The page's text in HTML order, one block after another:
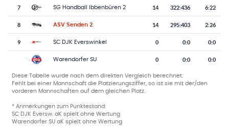
7 SG Handball Ibbenbüren 2 14 322:436 6:22
8 ASV Senden 2 14 295:403 2:26
9 SC DJK Everswinkel 0 0:0 0:0
Warendorfer SU 0 0:0 0:0
Diese Tabelle wurde nach dem direkten Vergleich berechnet.
Fehlt bei einer Mannschaft die Platzierungsziffer, so ist sie mit der/den
vorderen Mannschaften auf dem gleichen Platz.
* Anmerkungen zum Punktestand:
SC DJK Eversw. aK spielt ohne Wertung
Warendorfer SU aK spielt ohne Wertung